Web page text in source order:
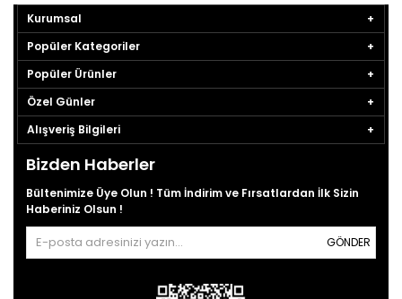
Kurumsal
Popüler Kategoriler
Popüler Ürünler
Özel Günler
Alışveriş Bilgileri
Bizden Haberler
Bültenimize Üye Olun ! Tüm İndirim ve Fırsatlardan İlk Sizin
Haberiniz Olsun !
GÖNDER